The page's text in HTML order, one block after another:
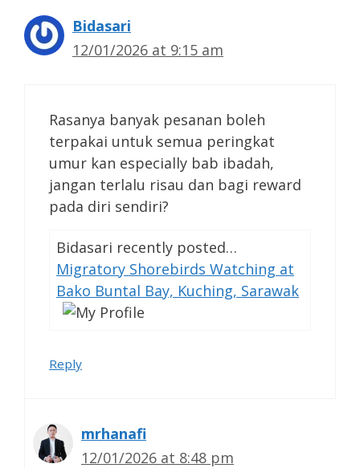
Bidasari
12/01/2026 at 9:15 am
Rasanya banyak pesanan boleh
terpakai untuk semua peringkat
umur kan especially bab ibadah,
jangan terlalu risau dan bagi reward
pada diri sendiri?
Bidasari recently posted…
Migratory Shorebirds Watching at
Bako Buntal Bay, Kuching, Sarawak
Reply
mrhanafi
12/01/2026 at 8:48 pm